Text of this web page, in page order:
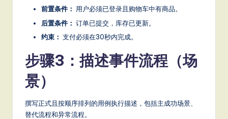
in
A
S
前置条件： 用户必须已登录且购物车中有商品。
后置条件： 订单已提交，库存已更新。
约束： 支付必须在30秒内完成。
步骤3：描述事件流程（场
景）
撰写正式且按顺序排列的用例执行描述，包括主成功场景、
替代流程和异常流程。